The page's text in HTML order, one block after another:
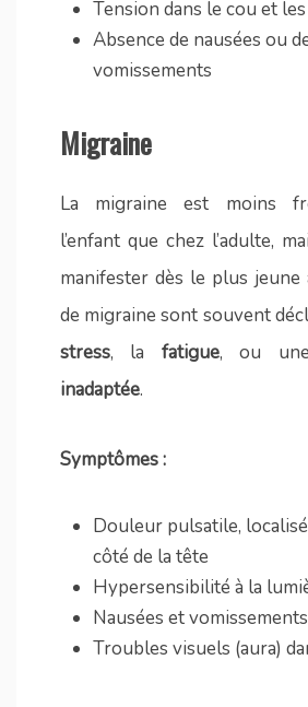
Tension dans le cou et
Absence de nausées ou
vomissements
Migraine
La migraine est moins
l’enfant que chez l’adulte,
manifester dès le plus jeune
de migraine sont souvent
stress, la fatigue, ou
inadaptée.
Symptômes :
Douleur pulsatile,
côté de la tête
Hypersensibilité à la
Nausées et vomissements
Troubles visuels (aura)